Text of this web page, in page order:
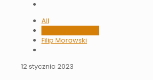
All
Filip Morawski
12 stycznia 2023